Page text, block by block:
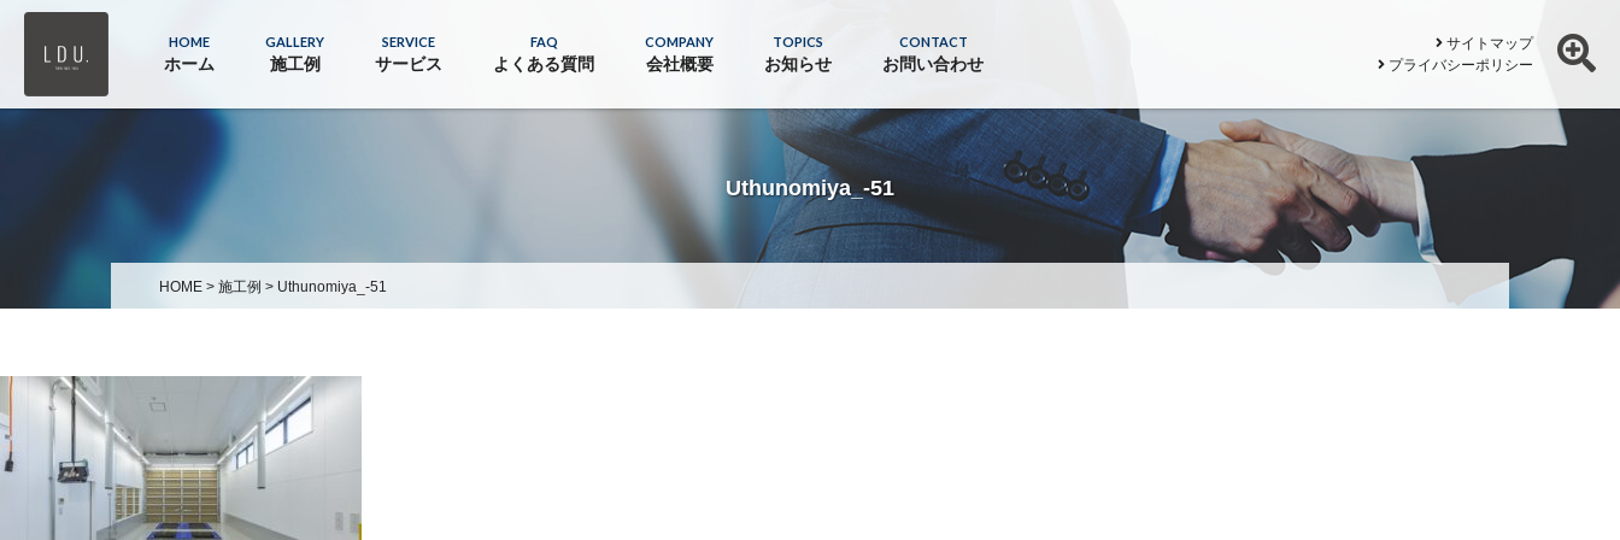
HOME
ホーム
GALLERY
施工例
SERVICE
サービス
FAQ
よくある質問
COMPANY
会社概要
TOPICS
お知らせ
CONTACT
お問い合わせ
サイトマップ
プライバシーポリシー
Uthunomiya_-51
HOME > 施工例 > Uthunomiya_-51